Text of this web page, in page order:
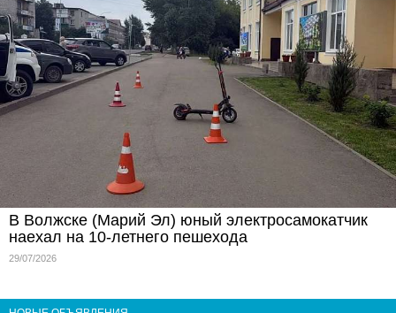
В Волжске (Марий Эл) юный электросамокатчик
наехал на 10-летнего пешехода
29/07/2026